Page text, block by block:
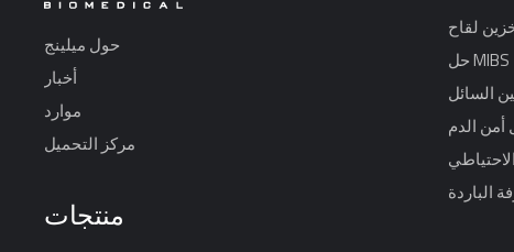
حول ميلينج
أخبار
موارد
مركز التحميل
منتجات
حل MIBS
السائل
أمن الدم
الباردة